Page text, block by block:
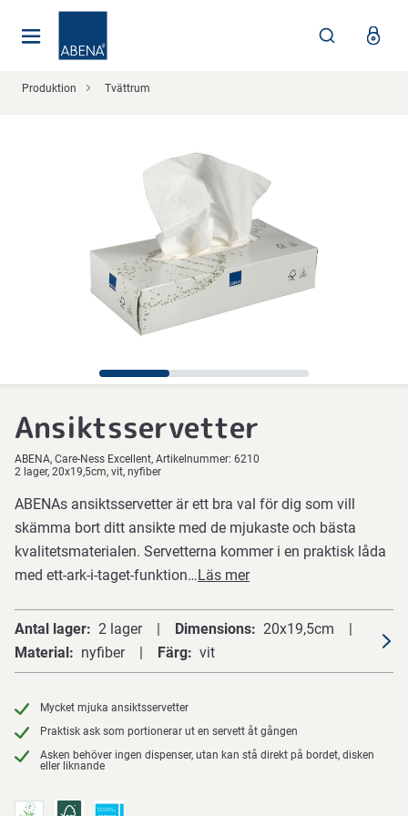
Produktion Tvättrum
Ansiktsservetter
ABENA Care-Ness Excellent Artikelnummer: 6210
2 lager, 20x19,5cm, vit, nyfiber
ABENAs ansiktsservetter är ett bra val för dig som vill
skämma bort ditt ansikte med de mjukaste och bästa
kvalitetsmaterialen. Servetterna kommer i en praktisk låda
med ett-ark-i-taget-funktion…Läs mer
Antal lager 2 lager Dimensions
20x19,5cm
Material
nyfiber Färg vit
Mycket mjuka ansiktsservetter
Praktisk ask som portionerar ut en servett åt gången
Asken behöver ingen dispenser, utan kan stå direkt på bordet, disken
eller liknande